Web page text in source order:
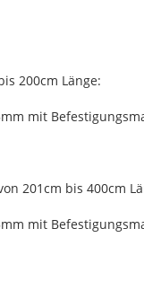
200cm Länge:
mit
201cm bis 400cm
mit